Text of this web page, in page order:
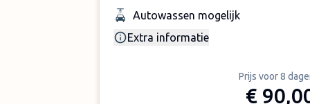
Autowassen mogelijk
Extra informatie
Prijs voor 8
€